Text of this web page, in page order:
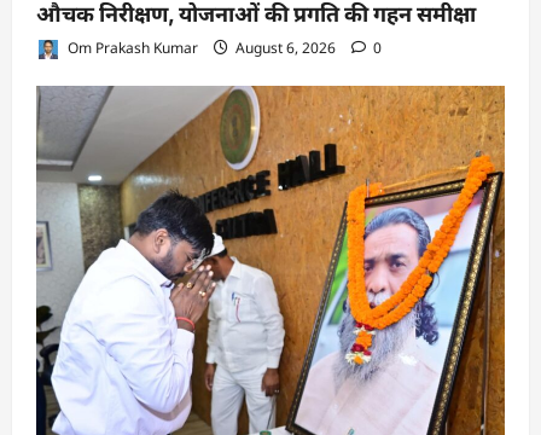
औचक निरीक्षण, योजनाओं की प्रगति की गहन समीक्षा
Om Prakash Kumar August 6, 2026 0